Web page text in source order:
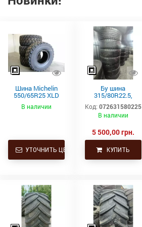
Шина Michelin
550/65R25 XLD
182A2 L3 TL
В наличии
УТОЧНИТЬ ЦЕНУ
Бу шина
315/80R22.5,
315/80Р22.5,
315х80R22.5,
315.80R22.5
ведущая
Код: 072631580225
В наличии
5 500,00 грн.
КУПИТЬ